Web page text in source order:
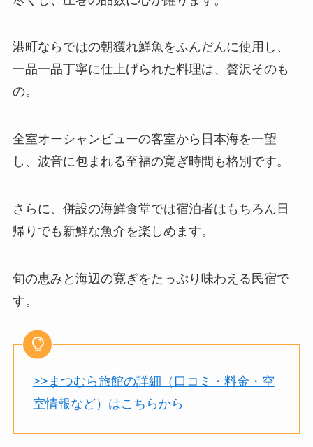
港町ならではの朝獲れ鮮魚をふんだんに使用し、
一品一品丁寧に仕上げられた料理は、贅沢そのも
の。
全室オーシャンビューの客室から日本海を一望
し、波音に包まれる至福の寛ぎ時間も格別です。
さらに、併設の海鮮食堂では宿泊者はもちろん日
帰りでも新鮮な魚介を楽しめます。
旬の恵みと海辺の寛ぎをたっぷり味わえる民宿で
す。
>>まつむら旅館の詳細（口コミ・料金・空
室情報など）はこちらから